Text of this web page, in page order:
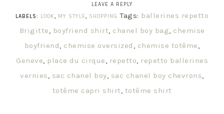
LEAVE A REPLY
LABELS: LOOK, MY STYLE, SHOPPING Tags: ballerines repetto
Brigitte, boyfriend shirt, chanel boy bag, chemise
boyfriend, chemise oversized , chemise totême,
Geneve, place du cirque, repetto, repetto ballerines
vernies, sac chanel boy, sac chanel boy chevrons,
totême capri shirt, totême shirt